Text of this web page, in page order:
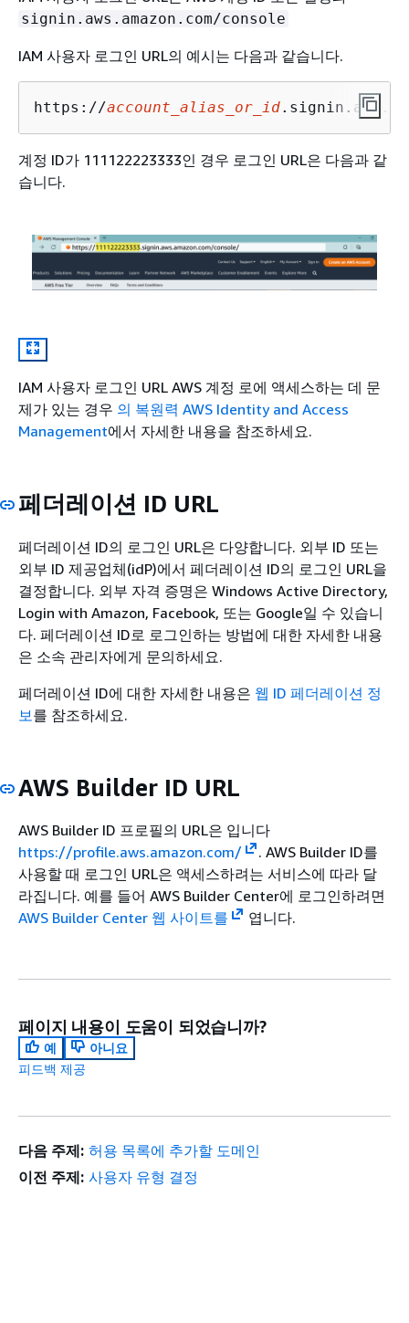
signin.aws.amazon.com/console
IAM 사용자 로그인 URL의 예시는 다음과 같습니다.
https://account_alias_or_id
계정 ID가 111122223333인 경우 로그인 URL은 다음과 같
습니다.
IAM 사용자 로그인 URL AWS 계정 로에 액세스하는 데 문
제가 있는 경우 의 복원력 AWS Identity and Access
Management에서 자세한 내용을 참조하세요.
페더레이션 ID URL
페더레이션 ID의 로그인 URL은 다양합니다. 외부 ID 또는
외부 ID 제공업체(idP)에서 페더레이션 ID의 로그인 URL을
결정합니다. 외부 자격 증명은 Windows Active Directory,
Login with Amazon, Facebook, 또는 Google일 수 있습니
다. 페더레이션 ID로 로그인하는 방법에 대한 자세한 내용
은 소속 관리자에게 문의하세요.
페더레이션 ID에 대한 자세한 내용은 웹 ID 페더레이션 정
보 를 참조하세요.
AWS Builder ID URL
AWS Builder ID 프로필의 URL은 입니다
https://profile.aws.amazon.com/
. AWS Builder ID를
사용할 때 로그인 URL은 액세스하려는 서비스에 따라 달
라집니다. 예를 들어 AWS Builder Center에 로그인하려면
AWS Builder Center 웹 사이트를
엽니다.
페이지 내용이 도움이 되었습니까?
예
아니요
피드백 제공
다음 주제: 허용 목록에 추가할 도메인
이전 주제: 사용자 유형 결정